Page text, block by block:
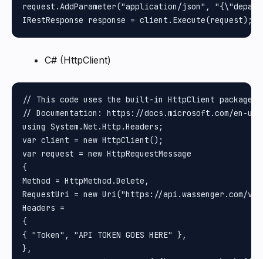
request.AddParameter("application/json",
C# (HttpClient)
// This code uses the built-in HttpClient package in
// Documentation: https://docs.microsoft.com/en-
using System.Net.Http.Headers;
var client = new HttpClient();
var request = new HttpRequestMessage
{
Method = HttpMethod.Delete,
RequestUri = new Uri("https://api.wassenger.com/
Headers =
{
{ "Token", "API TOKEN GOES HERE" },
},